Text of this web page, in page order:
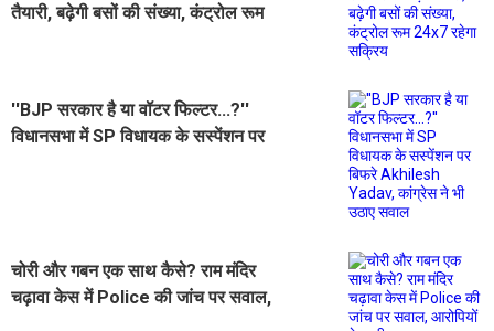
तैयारी, बढ़ेगी बसों की संख्या, कंट्रोल रूम
''BJP सरकार है या वॉटर फिल्टर...?''
विधानसभा में SP विधायक के सस्पेंशन पर
चोरी और गबन एक साथ कैसे? राम मंदिर
चढ़ावा केस में Police की जांच पर सवाल,